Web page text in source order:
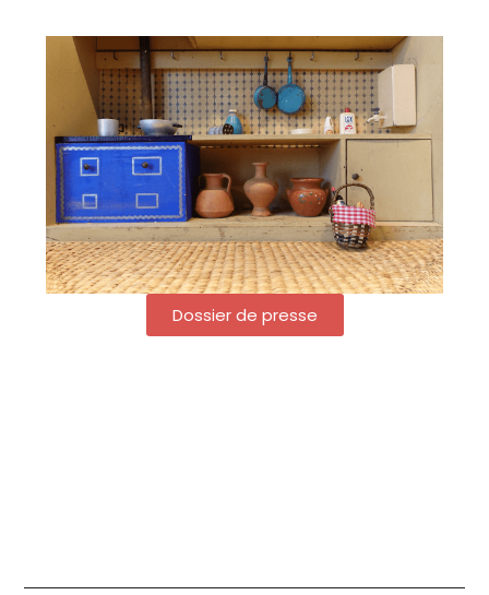
Dossier de presse